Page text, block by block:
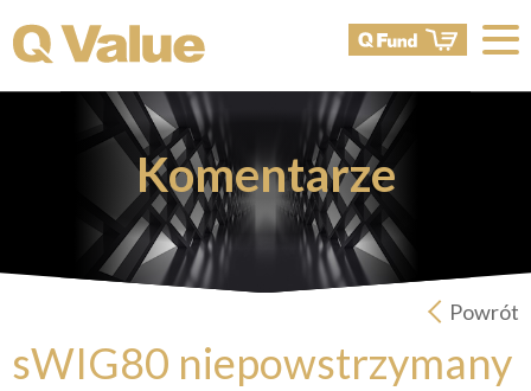
Komentarze
Powrót
sWIG80 niepowstrzymany